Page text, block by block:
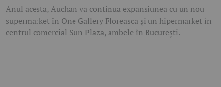
Anul acesta, Auchan va continua expansiunea cu un nou
supermarket în One Gallery Floreasca și un hipermarket în
centrul comercial Sun Plaza, ambele în București.